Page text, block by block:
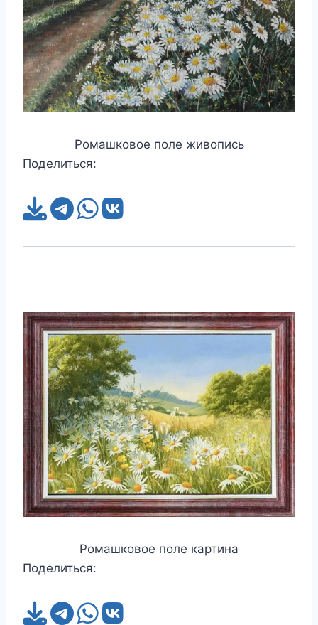
Ромашковое поле живопись
Поделиться:
Ромашковое поле картина
Поделиться: